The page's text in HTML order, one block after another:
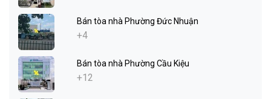
Bán tòa nhà Phường Đức Nhuận
+4
Bán tòa nhà Phường Cầu Kiệu
+12